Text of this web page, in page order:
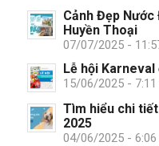
Cảnh Đẹp
Huyền Thoại
07/07/2025 -
Lễ hội
15/06/2025 - 7:11
Tìm hiểu chi
2025
04/06/2025 - 6:06